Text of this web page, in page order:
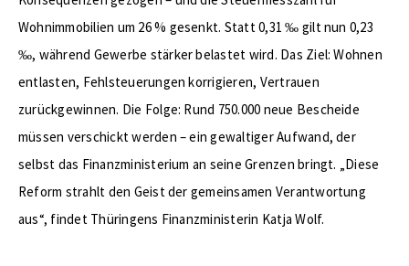
Wohnimmobilien um 26 % gesenkt. Statt 0,31 ‰ gilt nun 0,23
‰, während Gewerbe stärker belastet wird. Das Ziel: Wohnen
entlasten, Fehlsteuerungen korrigieren, Vertrauen
zurückgewinnen. Die Folge: Rund 750.000 neue Bescheide
müssen verschickt werden – ein gewaltiger Aufwand, der
selbst das Finanzministerium an seine Grenzen bringt. „Diese
Reform strahlt den Geist der gemeinsamen Verantwortung
aus“, findet Thüringens Finanzministerin Katja Wolf.